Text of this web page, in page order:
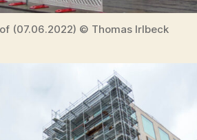
(07.06.2022) © Thomas Irlbeck